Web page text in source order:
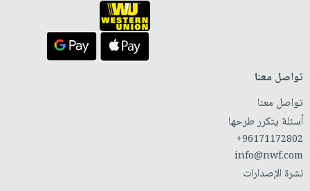
تواصل معنا
تواصل معنا
أسئلة يتكرر طرحها
+96171172802
info@nwf.com
نشرة الإصدارات